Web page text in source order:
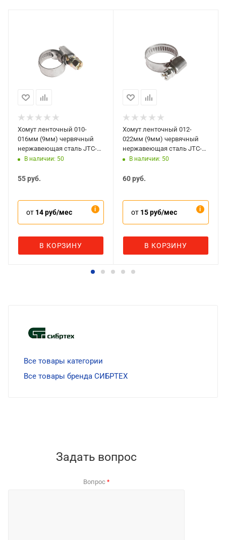
Хомут ленточный 010-
016мм (9мм) червячный
нержавеющая сталь JTC-
ZN16В наличии: 50
55руб.
от 14 руб/мес
В КОРЗИНУ
Хомут ленточный 012-
022мм (9мм) червячный
нержавеющая сталь JTC-
ZN22В наличии: 50
60руб.
от 15 руб/мес
В КОРЗИНУ
Все товары категории
Все товары бренда СИБРТЕХ
Задать вопрос
Вопрос *